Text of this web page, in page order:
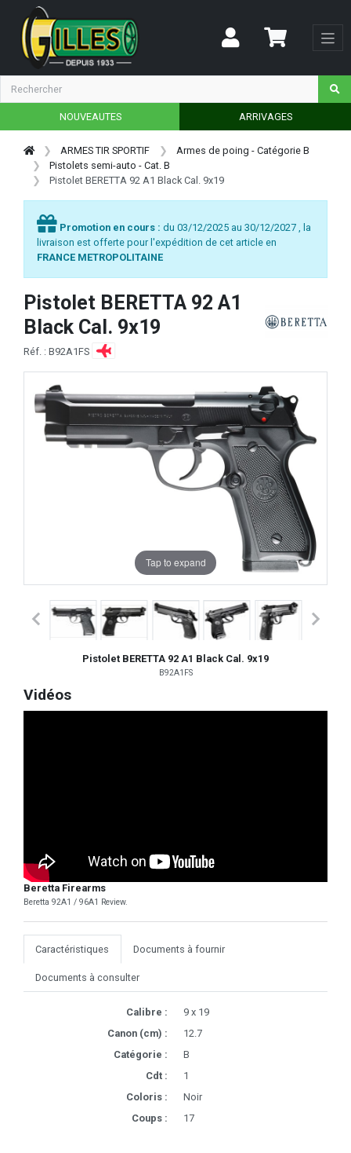
NOUVEAUTES ARRIVAGES
ARMES TIR SPORTIF
Armes de poing - Catégorie B
Pistolets semi-auto - Cat. B
Pistolet BERETTA 92 A1 Black Cal. 9x19
Promotion en cours : du 03/12/2025 au 30/12/2027 , la
livraison est offerte pour l'expédition de cet article en
FRANCE METROPOLITAINE
Pistolet BERETTA 92 A1
Black Cal. 9x19
Réf. : B92A1FS
Tap to expand
Pistolet BERETTA 92 A1 Black Cal. 9x19
B92A1FS
Vidéos
Beretta Firearms
Beretta 92A1 / 96A1 Review.
Caractéristiques Documents à fournir
Documents à consulter
Calibre :
9 x 19
Canon (cm) :
12.7
Catégorie :
B
Cdt :
1
Coloris :
Noir
Coups :
17